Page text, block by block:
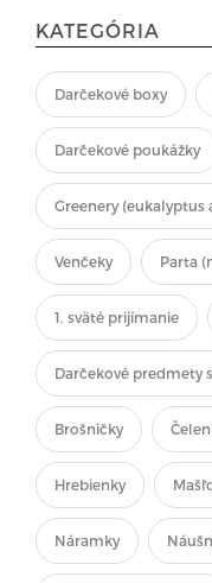
KATEGÓRIA
Darčekové boxy
Darčekové poukážky
Greenery (eukalyptus
Venčeky Parta
1. sväté prijímanie
Darčekové predmety
Brošničky
Hrebienky
Náramky